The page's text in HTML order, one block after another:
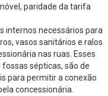
paridade da tarifa
internos necessários para
vasos sanitários e ralos
nas ruas. Esses
sépticas, são de
para permitir a conexão
concessionária.